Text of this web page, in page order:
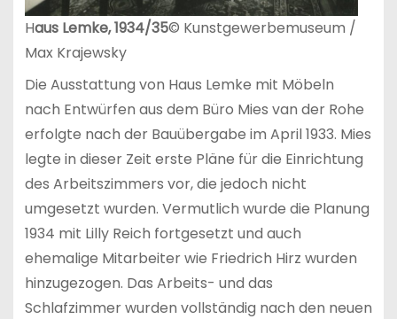
Haus Lemke, 1934/35© Kunstgewerbemuseum /
Max Krajewsky
Die Ausstattung von Haus Lemke mit Möbeln
nach Entwürfen aus dem Büro Mies van der Rohe
erfolgte nach der Bauübergabe im April 1933. Mies
legte in dieser Zeit erste Pläne für die Einrichtung
des Arbeitszimmers vor, die jedoch nicht
umgesetzt wurden. Vermutlich wurde die Planung
1934 mit Lilly Reich fortgesetzt und auch
ehemalige Mitarbeiter wie Friedrich Hirz wurden
hinzugezogen. Das Arbeits- und das
Schlafzimmer wurden vollständig nach den neuen